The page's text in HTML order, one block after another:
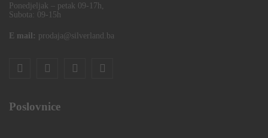
Ponedjeljak – petak 09-17h,
Subota: 09-15h
E mail: prodaja@silverland.ba
Poslovnice